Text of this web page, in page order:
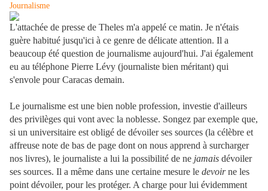
Journalisme
L'attachée de presse de Theles m'a appelé ce matin. Je n'étais
guère habitué jusqu'ici à ce genre de délicate attention. Il a
beaucoup été question de journalisme aujourd'hui. J'ai également
eu au téléphone Pierre Lévy (journaliste bien méritant) qui
s'envole pour Caracas demain.
Le journalisme est une bien noble profession, investie d'ailleurs
des privilèges qui vont avec la noblesse. Songez par exemple que,
si un universitaire est obligé de dévoiler ses sources (la célèbre et
affreuse note de bas de page dont on nous apprend à surcharger
nos livres), le journaliste a lui la possibilité de ne jamais dévoiler
ses sources. Il a même dans une certaine mesure le devoirne les
point dévoiler, pour les protéger. A charge pour lui évidemment